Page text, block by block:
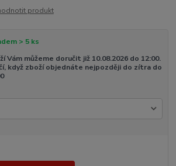
produkt
> 5 ks
Vám můžeme doručit již 10.08.2026 do 12:00.
když zboží objednáte nejpozději do zítra do